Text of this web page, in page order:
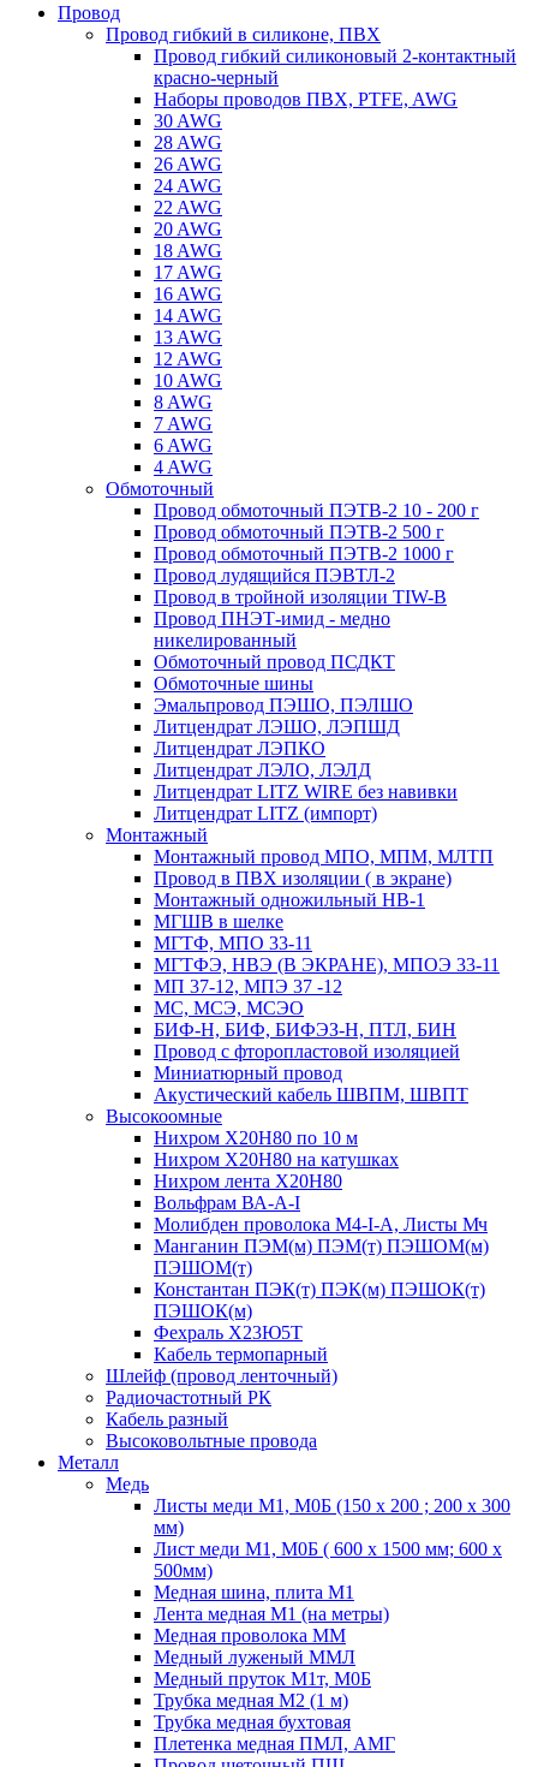
Провод
Провод гибкий в силиконе, ПВХ
Провод гибкий силиконовый 2-контактный
красно-черный
Наборы проводов ПВХ, PTFE, AWG
30 AWG
28 AWG
26 AWG
24 AWG
22 AWG
20 AWG
18 AWG
17 AWG
16 AWG
14 AWG
13 AWG
12 AWG
10 AWG
8 AWG
7 AWG
6 AWG
4 AWG
Обмоточный
Провод обмоточный ПЭТВ-2 10 - 200 г
Провод обмоточный ПЭТВ-2 500 г
Провод обмоточный ПЭТВ-2 1000 г
Провод лудящийся ПЭВТЛ-2
Провод в тройной изоляции TIW-B
Провод ПНЭТ-имид - медно
никелированный
Обмоточный провод ПСДКТ
Обмоточные шины
Эмальпровод ПЭШО, ПЭЛШО
Литцендрат ЛЭШО, ЛЭПШД
Литцендрат ЛЭПКО
Литцендрат ЛЭЛО, ЛЭЛД
Литцендрат LITZ WIRE без навивки
Литцендрат LITZ (импорт)
Монтажный
Монтажный провод МПО, МПМ, МЛТП
Провод в ПВХ изоляции ( в экране)
Монтажный одножильный HB-1
МГШВ в шелке
МГТФ, МПО 33-11
МГТФЭ, НВЭ (В ЭКРАНЕ), МПОЭ 33-11
МП 37-12, МПЭ 37 -12
МС, МСЭ, МСЭО
БИФ-Н, БИФ, БИФЭЗ-Н, ПТЛ, БИН
Провод с фторопластовой изоляцией
Миниатюрный провод
Акустический кабель ШВПМ, ШВПТ
Высокоомные
Нихром Х20Н80 по 10 м
Нихром Х20Н80 на катушках
Нихром лента Х20Н80
Вольфрам ВА-А-I
Молибден проволока М4-I-А, Листы Мч
Манганин ПЭМ(м) ПЭМ(т) ПЭШОМ(м)
ПЭШОМ(т)
Константан ПЭК(т) ПЭК(м) ПЭШОК(т)
ПЭШОК(м)
Фехраль Х23Ю5Т
Кабель термопарный
Шлейф (провод ленточный)
Радиочастотный РК
Кабель разный
Высоковольтные провода
Металл
Медь
Листы меди М1, М0Б (150 х 200 ; 200 х 300
мм)
Лист меди М1, М0Б ( 600 х 1500 мм; 600 х
500мм)
Медная шина, плита М1
Лента медная М1 (на метры)
Медная проволока ММ
Медный луженый ММЛ
Медный пруток М1т, М0Б
Трубка медная М2 (1 м)
Трубка медная бухтовая
Плетенка медная ПМЛ, АМГ